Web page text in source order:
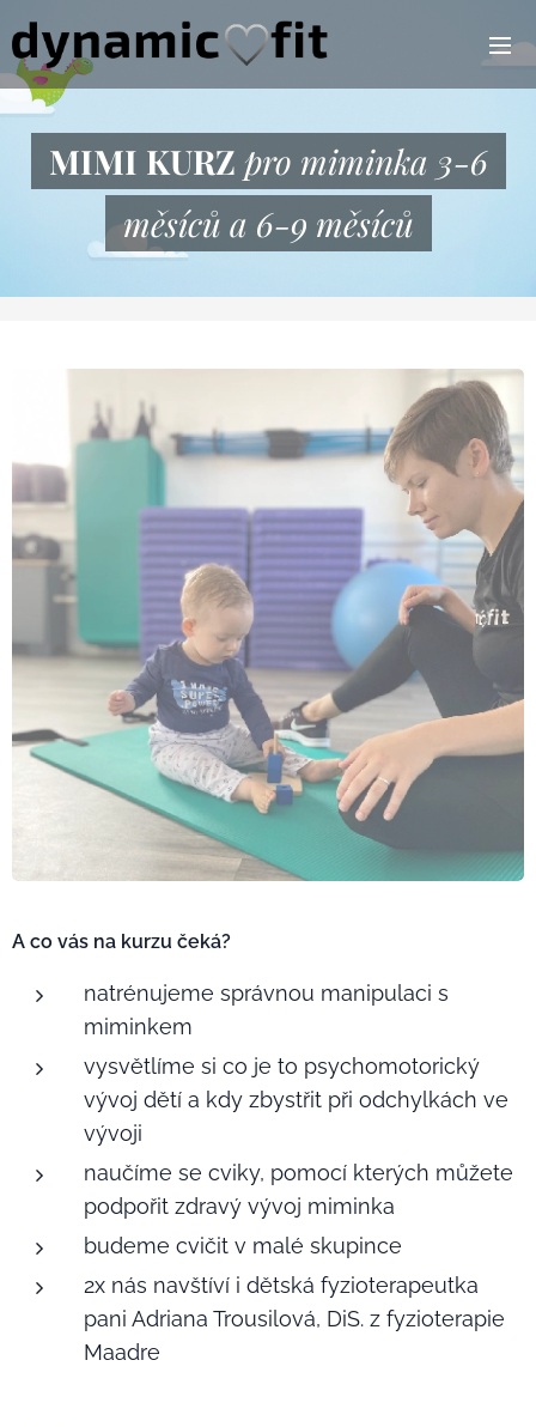
MIMI KURZ pro miminka 3-6
měsíců a 6-9 měsíců
A co vás na kurzu čeká?
natrénujeme správnou manipulaci s
miminkem
vysvětlíme si co je to psychomotorický
vývoj dětí a kdy zbystřit při odchylkách ve
vývoji
naučíme se cviky, pomocí kterých můžete
podpořit zdravý vývoj miminka
budeme cvičit v malé skupince
2x nás navštíví i dětská fyzioterapeutka
pani Adriana Trousilová, DiS. z fyzioterapie
Maadre